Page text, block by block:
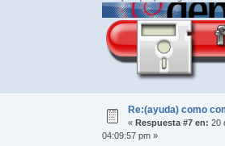
Re:(ayuda) como
« Respuesta #7 en: 20
04:09:57 pm »